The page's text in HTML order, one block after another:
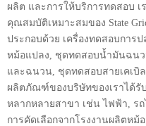
ผลิต และการให้บริการทดสอบ
คุณสมบัติเหมาะสมของ State
ประกอบด้วย เครื่องทดสอบการ
หม้อแปลง, ชุดทดสอบน้ำมันฉน
และฉนวน, ชุดทดสอบสายเคเบิล
ผลิตภัณฑ์ของบริษัทของเราได้รั
หลากหลายสาขา เช่น ไฟฟ้า, รถ
การคัดเลือกจากโรงงานผลิตห